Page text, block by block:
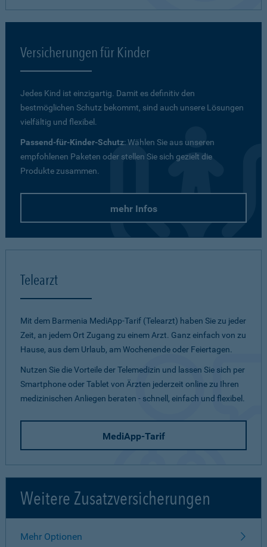
Versicherungen für Kinder
Jedes Kind ist einzigartig. Damit es definitiv den
bestmöglichen Schutz bekommt, sind auch unsere Lösungen
vielfältig und flexibel.
Passend-für-Kinder-Schutz: Wählen Sie aus unseren
empfohlenen Paketen oder stellen Sie sich gezielt die
Produkte zusammen.
mehr Infos
Telearzt
Mit dem Barmenia MediApp-Tarif (Telearzt) haben Sie zu jeder
Zeit, an jedem Ort Zugang zu einem Arzt. Ganz einfach von zu
Hause, aus dem Urlaub, am Wochenende oder Feiertagen.
Nutzen Sie die Vorteile der Telemedizin und lassen Sie sich per
Smartphone oder Tablet von Ärzten jederzeit online zu Ihren
medizinischen Anliegen beraten - schnell, einfach und flexibel.
MediApp-Tarif
Weitere Zusatzversicherungen
Mehr Optionen